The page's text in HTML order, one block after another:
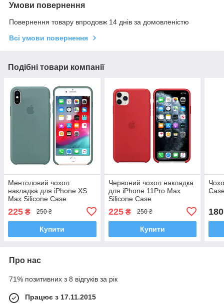
Умови повернення
Повернення товару впродовж 14 днів за домовленістю
Всі умови повернення
Подібні товари компанії
Ментоловий чохол
накладка для iPhone XS
Max Silicone Case
225 ₴ 250 ₴
Купити
Червоний чохол накладка
для iPhone 11Pro Max
Silicone Case
225₴ 250 ₴
Купити
180
Про нас
71% позитивних з 8 відгуків за рік
Працює з 17.11.2015